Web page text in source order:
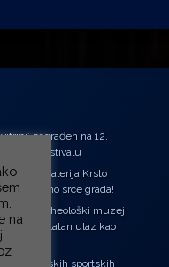
nagrađen na 12.
Film Festivalu
Galerija Krsto
u samo srce grada!
Arheološki muzej
Besplatan ulaz kao
hrvatskih sportskih
na